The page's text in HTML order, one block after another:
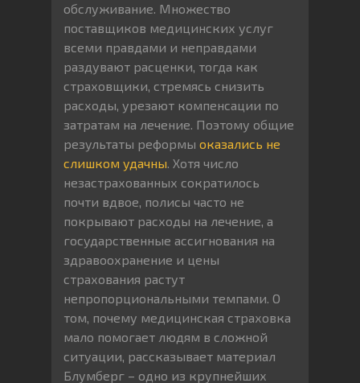
обслуживание. Множество
поставщиков медицинских услуг
всеми правдами и неправдами
раздувают расценки, тогда как
страховщики, стремясь снизить
расходы, урезают компенсации по
затратам на лечение. Поэтому общие
результаты реформы оказались не
слишком удачны. Хотя число
незастрахованных сократилось
почти вдвое, полисы часто не
покрывают расходы на лечение, а
государственные ассигнования на
здравоохранение и цены
страхования растут
непропорциональными темпами. О
том, почему медицинская страховка
мало помогает людям в сложной
ситуации, рассказывает материал
Блумберг – одно из крупнейших